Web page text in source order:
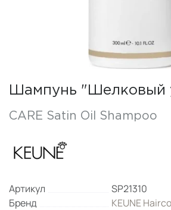
Шампунь "Шелковый
CARE Satin Oil Shampoo
Артикул
SP21310
Бренд
KEUNE